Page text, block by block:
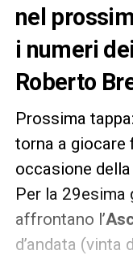
nel
i numeri
Roberto
Prossima
torna a giocare
occasione
Per la 29esima
affrontano l’
d’andata (vinta